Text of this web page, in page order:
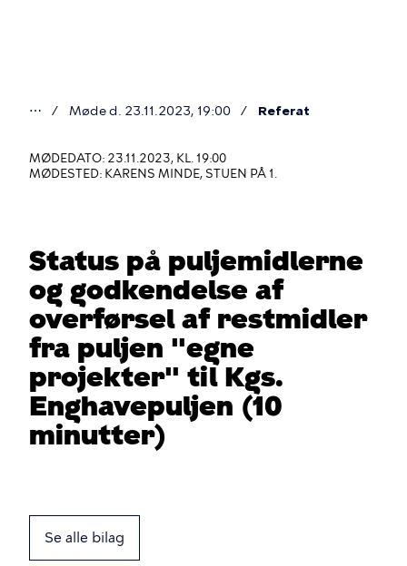
er
her
⋯ Møde d. 23.11.2023, 19:00 Referat
MØDEDATO: 23.11.2023, KL. 19:00
MØDESTED: KARENS MINDE, STUEN PÅ 1.
Status på puljemidlerne
og godkendelse af
overførsel af restmidler
fra puljen "egne
projekter" til Kgs.
Enghavepuljen (10
minutter)
Se alle bilag